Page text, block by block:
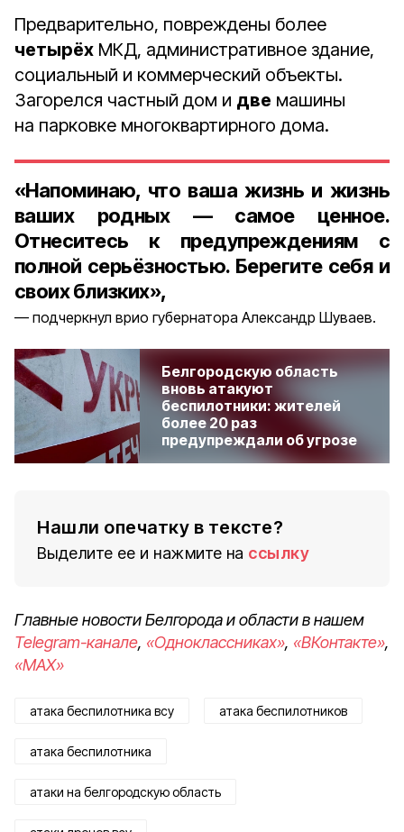
Предварительно, повреждены более
четырёх МКД, административное здание,
социальный и коммерческий объекты.
Загорелся частный дом и две машины
на парковке многоквартирного дома.
«Напоминаю, что ваша жизнь и жизнь
ваших родных — самое ценное.
Отнеситесь к предупреждениям с
полной серьёзностью. Берегите себя и
своих близких»,
подчеркнул врио губернатора Александр Шуваев.
Белгородскую область
вновь атакуют
беспилотники: жителей
более 20 раз
предупреждали об угрозе
Нашли опечатку в тексте?
Выделите ее и нажмите на ссылку
Главные новости Белгорода и области в нашем
Telegram-канале, «Одноклассниках», «ВКонтакте»,
«MAX»
атака беспилотника всу атака беспилотников
атака беспилотника
атаки на белгородскую область